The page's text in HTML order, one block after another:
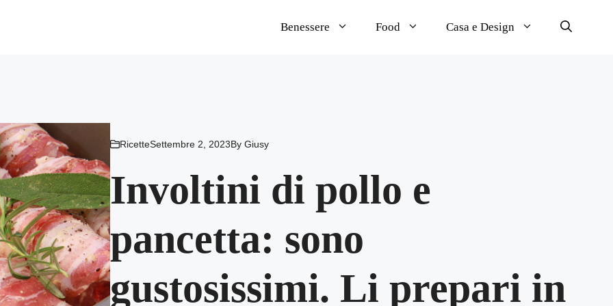
Benessere Food Casa e Design
RicetteSettembre 2, 2023By Giusy
Involtini di pollo e
pancetta: sono
gustosissimi. Li prepari in